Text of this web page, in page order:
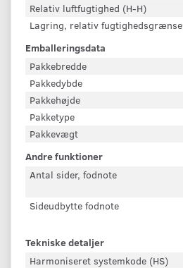
Relativ luftfugtighed (H-H)
Lagring, relativ fugtighedsgrænse
Emballeringsdata
Pakkebredde
Pakkedybde
Pakkehøjde
Pakketype
Pakkevægt
Andre funktioner
Antal sider, fodnote
Sideudbytte fodnote
Tekniske detaljer
Harmoniseret systemkode (HS)